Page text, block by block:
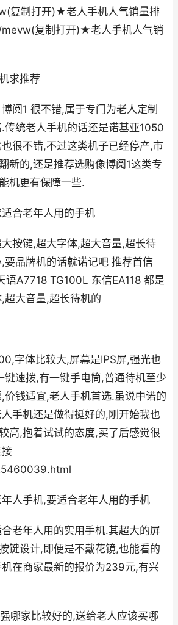
复制打开)★老人手机人气销量排
复制打开)★老人手机人气销
求推荐
阅1 很不错,属于专门为老人定制
传统老人手机的话还是诺基亚1050
很不错,不过这类机子已经停产,市
新的,还是推荐选购像博阅1这类专
机更有保障一些.
合老年人用的手机
按键,超大字体,超大音量,超长待
要品牌机的话就诺记吧 推荐首信
A7718 TG100L 东信EA118 都是
超大音量,超长待机的
字体比较大,屏幕是IPS屏,强光也
键速拨,有一键手电筒,普通待机至少
价钱适宜,老人手机首选.虽说中诺的
手机还是做得挺好的,刚开始我也
高,抱着试试的态度,买了后感觉很
人手机,要适合老年人用的手机
老年人用的实用手机.其超大的屏
键设计,即便是不戴花镜,也能看的
在商家最新的报价为239元,有兴
哪家比较好的,送给老人应该买哪